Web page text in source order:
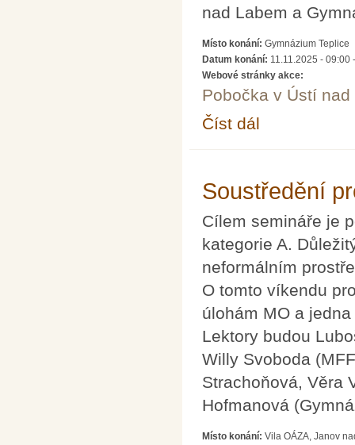
nad Labem a
Místo konání: Gymnázium Teplice
Datum konání: 11.11.2025 - 09:00
Webové stránky akce:
Pobočka v Ústí nad
Číst dál
Soustředění
Cílem semináře je
kategorie A.
neformálním
O tomto víkendu
úlohám MO a
Lektory budou
Willy Svoboda
Strachoňová, Věra
Hofmanová
Místo konání: Vila OÁZA, Janov